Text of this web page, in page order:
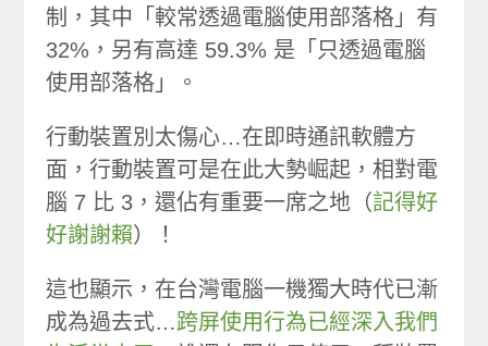
制，其中「較常透過電腦使用部落格」有
32%，另有高達 59.3% 是「只透過電腦
使用部落格」。
行動裝置別太傷心…在即時通訊軟體方
面，行動裝置可是在此大勢崛起，相對電
腦 7 比 3，還佔有重要一席之地（記得好
好謝謝賴）！
這也顯示，在台灣電腦一機獨大時代已漸
成為過去式…跨屏使用行為已經深入我們